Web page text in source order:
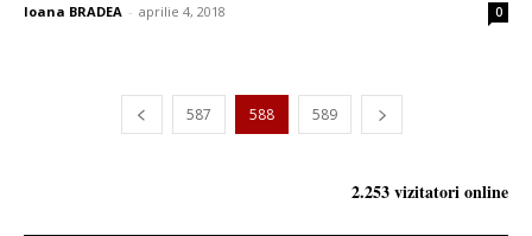
Ioana BRADEA - aprilie 4, 2018 0
587 588 589
2.253 vizitatori online